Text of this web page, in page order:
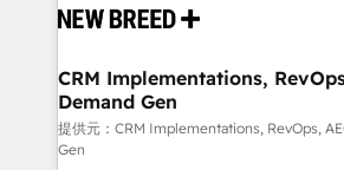
革を、構想から実装・定着までPMOと
の統合・浸透・変革管理を実行します。 ▸ CMS戦略
計・構築：リード獲得・CVR・SEOを
計・導線設計・テンプレート設計を
提供。 ▸ 既存CRM・MAからの移行支
and system integrations powered by
trainers to drive platform adoption. 📈 Revenue
Generation - Full-funnel marketing and high-
performance advertising via Point
Expert deployment of Breeze AI and
CRM Implementations,
Demand Gen
提供元：CRM Implementations, RevOps,
Gen